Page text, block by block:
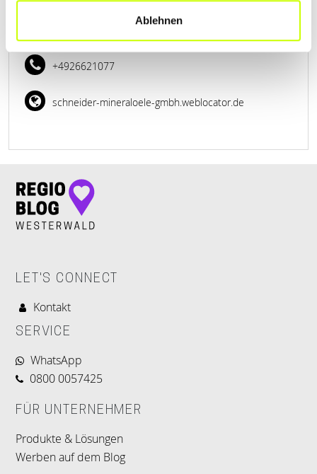
Ablehnen
Lindenstraße 47| 57627 Hachenburg DE
+4926621077
schneider-mineraloele-gmbh.weblocator.de
LET'S CONNECT
Kontakt
SERVICE
WhatsApp
0800 0057425
FÜR UNTERNEHMER
Produkte & Lösungen
Werben auf dem Blog